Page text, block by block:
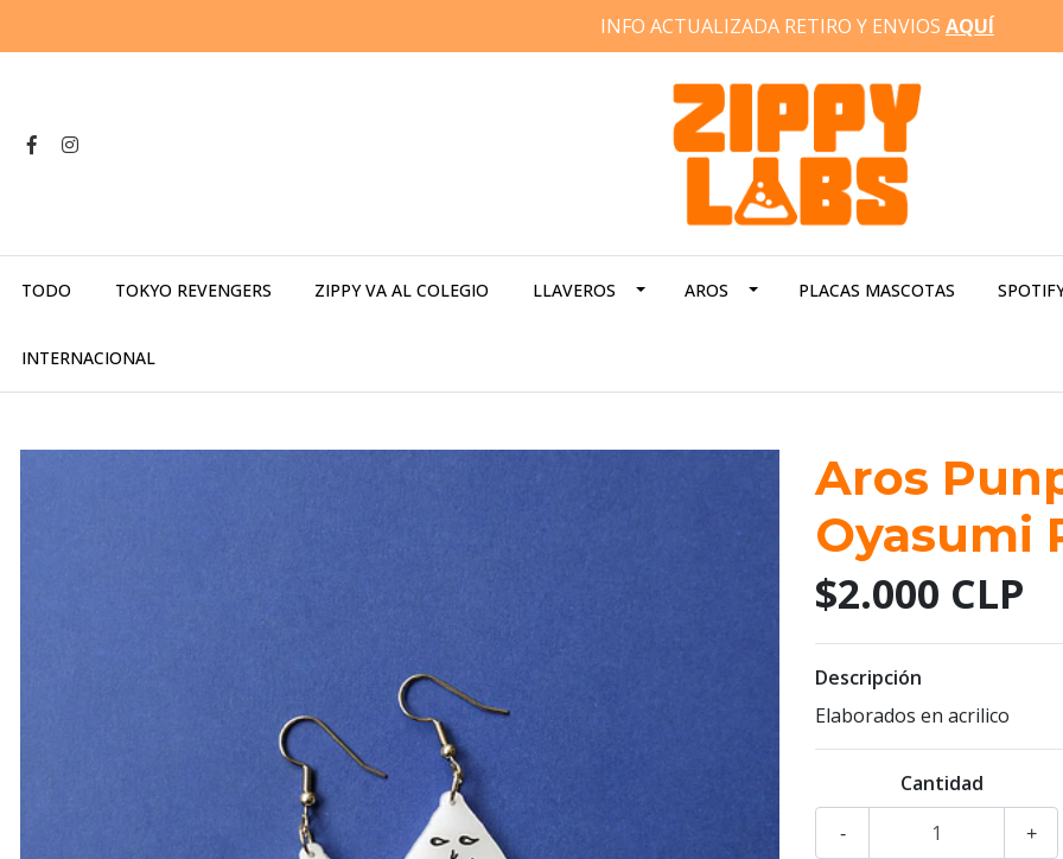
INFO ACTUALIZADA RETIRO Y ENVIOS AQUÍ
TODO TOKYO REVENGERS ZIPPY VA AL COLEGIO LLAVEROS AROS PLACAS MASCOTAS
INTERNACIONAL
Aros
Oyasumi
$2.000 CLP
Descripción
Elaborados en acrilico
Cantidad
+
-